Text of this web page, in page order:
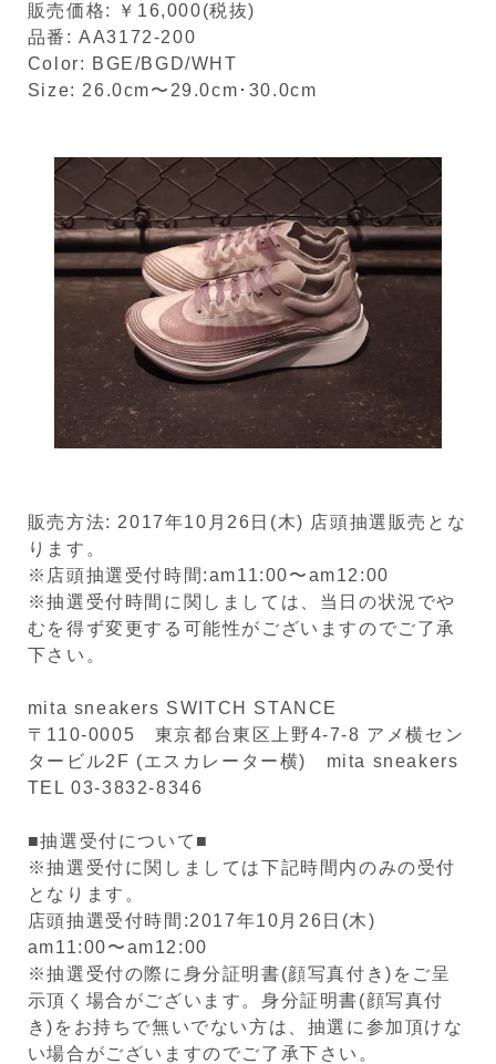
販売価格: ￥16,000(税抜)
品番: AA3172-200
Color: BGE/BGD/WHT
Size: 26.0cm〜29.0cm･30.0cm
販売方法: 2017年10月26日(木) 店頭抽選販売とな
ります。
※店頭抽選受付時間:am11:00〜am12:00
※抽選受付時間に関しましては、当日の状況でや
むを得ず変更する可能性がございますのでご了承
下さい。
mita sneakers SWITCH STANCE
〒110-0005 東京都台東区上野4-7-8 アメ横セン
タービル2F (エスカレーター横) mita sneakers
TEL 03-3832-8346
■抽選受付について■
※抽選受付に関しましては下記時間内のみの受付
となります。
店頭抽選受付時間:2017年10月26日(木)
am11:00〜am12:00
※抽選受付の際に身分証明書(顔写真付き)をご呈
示頂く場合がございます。身分証明書(顔写真付
き)をお持ちで無いでない方は、抽選に参加頂けな
い場合がございますのでご了承下さい。